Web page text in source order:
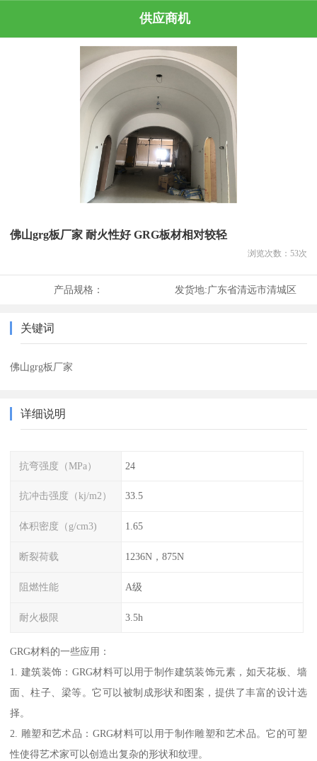
供应商机
佛山grg板厂家 耐火性好 GRG板材相对较轻
浏览次数： 53次
产品规格： 发货地:广东省清远市清城区
关键词
佛山grg板厂家
详细说明
抗弯强度（MPa） 24
抗冲击强度（kj/m2） 33.5
体积密度（g/cm3) 1.65
断裂荷载 1236N，875N
阻燃性能 A级
耐火极限 3.5h
GRG材料的一些应用：
1. 建筑装饰：GRG材料可以用于制作建筑装饰元素，如天花板、墙
面、柱子、梁等。它可以被制成形状和图案，提供了丰富的设计选
择。
2. 雕塑和艺术品：GRG材料可以用于制作雕塑和艺术品。它的可塑
性使得艺术家可以创造出复杂的形状和纹理。